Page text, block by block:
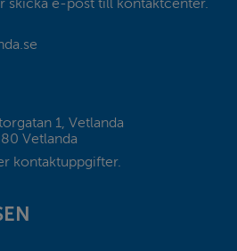
1, Vetlanda
Vetlanda
kontaktuppgifter.